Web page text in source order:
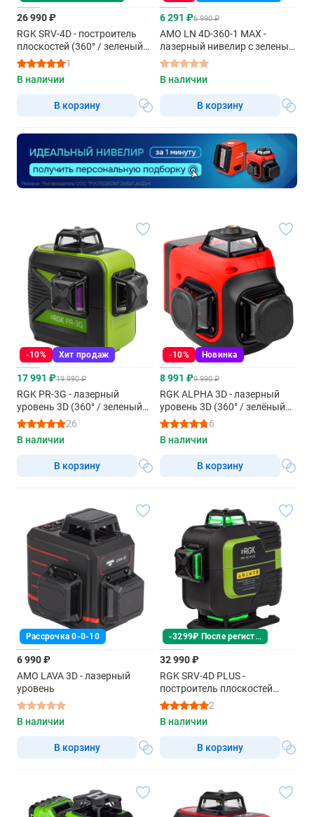
26 990 ₽
RGK SRV-4D - построитель
плоскостей (360° / зеленый
луч / 70м с приемником /
АКБ)
1
В наличии
В корзину
6 291 ₽6 990 ₽
AMO LN 4D-360-1 MAX -
лазерный нивелир с зеленым
лучом
В наличии
В корзину
-10% Хит продаж
17 991 ₽19 990 ₽
RGK PR-3G - лазерный
уровень 3D (360° / зеленый
луч / 70м с приемником /
АКБ)
26
В наличии
В корзину
-10% Новинка
8 991 ₽9 990 ₽
RGK ALPHA 3D - лазерный
уровень 3D (360° / зелёный
луч / 40м / АКБ)
6
В наличии
В корзину
Рассрочка 0-0-10
6 990 ₽
AMO LAVA 3D - лазерный
уровень
В наличии
В корзину
-3299₽ После регистрации
32 990 ₽
RGK SRV-4D PLUS -
построитель плоскостей
(360° / зеленый луч / 70м с
приемником / АКБ)
2
В наличии
В корзину